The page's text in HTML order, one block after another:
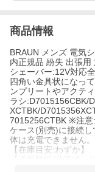
商品情報
BRAUN メンズ 電気
内正規品 紛失 出張
シェーバー:12V対応
四角い金具状になっ
ンプリートやアクテ
ラシ:D7015156CBK/
XCTBK/
7015256CTBK ※注意
ケース(別売)に接続
体は充電できません。
【在庫目安:わずか】